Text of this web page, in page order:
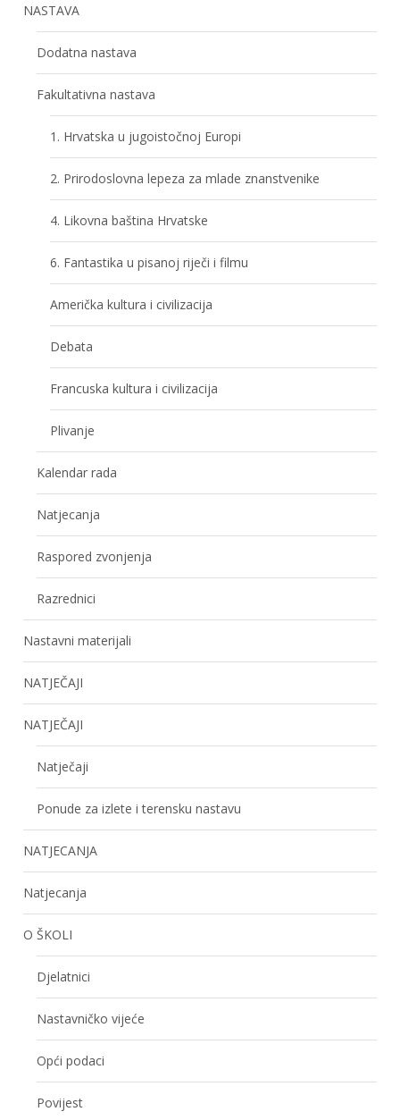
NASTAVA
Dodatna nastava
Fakultativna nastava
1. Hrvatska u jugoistočnoj Europi
2. Prirodoslovna lepeza za mlade znanstvenike
4. Likovna baština Hrvatske
6. Fantastika u pisanoj riječi i filmu
Američka kultura i civilizacija
Debata
Francuska kultura i civilizacija
Plivanje
Kalendar rada
Natjecanja
Raspored zvonjenja
Razrednici
Nastavni materijali
NATJEČAJI
NATJEČAJI
Natječaji
Ponude za izlete i terensku nastavu
NATJECANJA
Natjecanja
O ŠKOLI
Djelatnici
Nastavničko vijeće
Opći podaci
Povijest